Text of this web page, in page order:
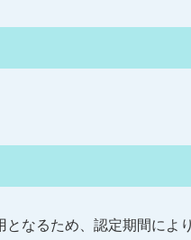
なるため、認定期間によ